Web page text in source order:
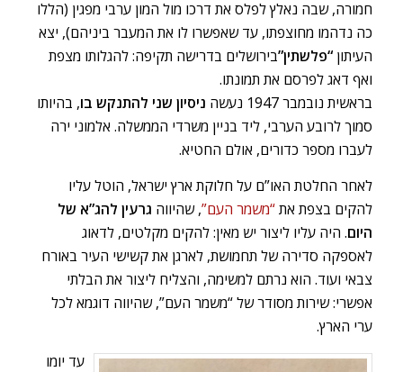
חמורה, שבה נאלץ לפלס את דרכו מול המון ערבי מפגין (הללו
כה נדהמו מחוצפתו, עד שאפשרו לו את המעבר ביניהם), יצא
העיתון “פלשתין”בירושלים בדרישה תקיפה: להגלותו מצפת
ואף דאג לפרסם את תמונתו.
בראשית נובמבר 1947 נעשה
ניסיון שני להתנקש בו, בהיותו
סמוך לרובע הערבי, ליד בניין משרדי הממשלה. אלמוני ירה
לעברו מספר כדורים, אולם החטיא.
לאחר החלטת האו”ם על חלוקת ארץ ישראל, הוטל עליו
להקים בצפת את“משמר העם”, שהיווה גרעין להג”א של
היום. היה עליו ליצור יש מאין: להקים מקלטים, לדאוג
לאספקה סדירה של תחמושת, לארגן את קשישי העיר באורח
צבאי ועוד. הוא נרתם למשימה, והצליח ליצור את הבלתי
אפשרי: שירות מסודר של “משמר העם”, שהיווה דוגמא לכל
ערי הארץ.
עד יומו